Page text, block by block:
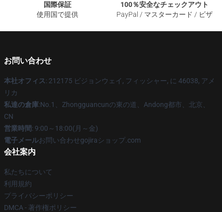
国際保証
使用国で提供
100％安全なチェックアウト
PayPal / マスターカード / ビザ
お問い合わせ
本社オフィス: 212175 ビジョンウェイ, フィッシャー, に 46038, アメ
リカ
私達の倉庫:No.1、Zhongguancunの東の道、Andong都市、北京、
CN
営業時間: 9:00～18:00(月～金)
電子メールお問い合わせgojiraショップ.com
会社案内
私たちについて
利用規約
プライバシーポリシー
DMCA - 著作権ポリシー